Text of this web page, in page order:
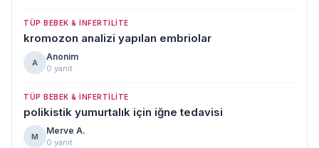
TÜP BEBEK & İNFERTILITE
kromozon analizi yapılan embriolar
A
Anonim
0 yanıt
TÜP BEBEK & İNFERTILITE
polikistik yumurtalık için iğne tedavisi
M
Merve A.
0 yanıt